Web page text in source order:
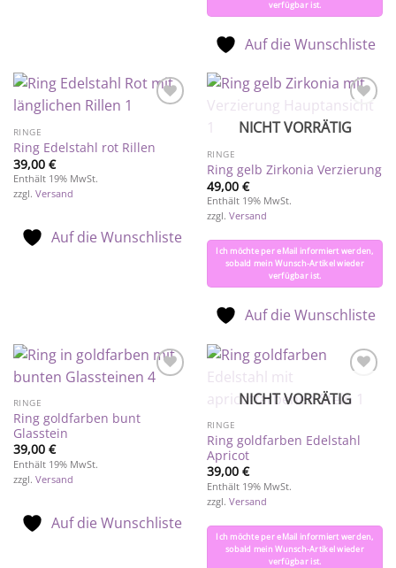
verfügbar ist.
Auf die Wunschliste
RINGE
Ring Edelstahl rot Rillen
39,00 €
Enthält 19% MwSt.
zzgl. Versand
Auf die Wunschliste
Auf die
Wunschliste
NICHT VORRÄTIG
RINGE
Ring gelb Zirkonia Verzierung
49,00 €
Enthält 19% MwSt.
zzgl. Versand
Ich möchte per eMail informiert werden,
sobald mein Wunsch-Artikel wieder
verfügbar ist.
Auf die Wunschliste
RINGE
Ring goldfarben bunt
Glasstein
39,00 €
Enthält 19% MwSt.
zzgl. Versand
Auf die Wunschliste
Auf die
Wunschliste
NICHT VORRÄTIG
RINGE
Ring goldfarben Edelstahl
Apricot
39,00 €
Enthält 19% MwSt.
zzgl. Versand
Ich möchte per eMail informiert werden,
sobald mein Wunsch-Artikel wieder
verfügbar ist.